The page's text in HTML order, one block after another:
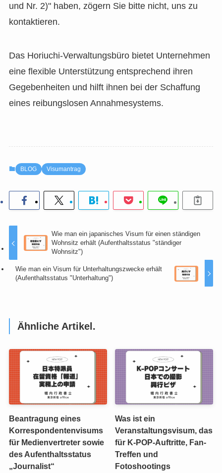
und Nr. 2)" haben, zögern Sie bitte nicht, uns zu
kontaktieren.
Das Horiuchi-Verwaltungsbüro bietet Unternehmen
eine flexible Unterstützung entsprechend ihren
Gegebenheiten und hilft ihnen bei der Schaffung
eines reibungslosen Annahmesystems.
BLOG Visumantrag
Wie man ein japanisches Visum für einen ständigen
Wohnsitz erhält (Aufenthaltsstatus "ständiger
Wohnsitz")
Wie man ein Visum für Unterhaltungszwecke erhält
(Aufenthaltsstatus "Unterhaltung")
Ähnliche Artikel.
Beantragung eines
Korrespondentenvisums
für Medienvertreter sowie
des Aufenthaltsstatus
„Journalist“
Was ist ein
Veranstaltungsvisum, das
für K-POP-Auftritte, Fan-
Treffen und
Fotoshootings